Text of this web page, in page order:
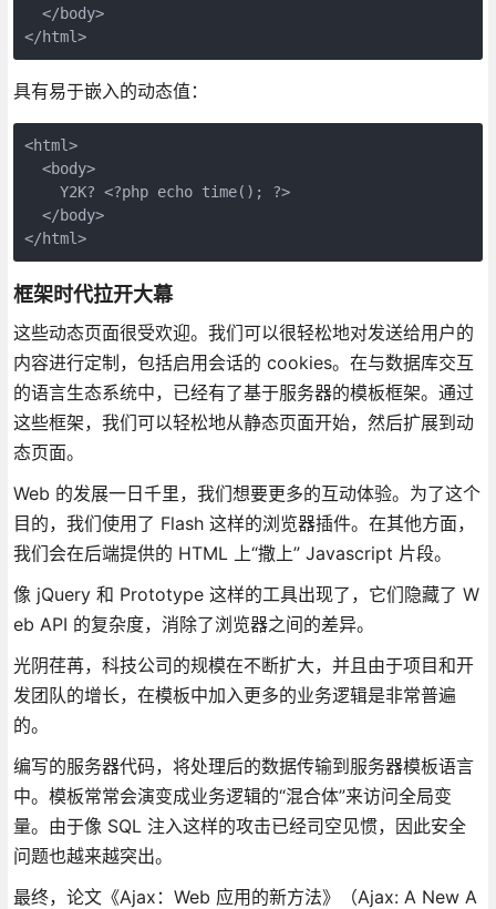
  </body>
</html>
具有易于嵌入的动态值：
<html>
  <body>
    Y2K? <?php echo time(); ?>
  </body>
</html>
框架时代拉开大幕
这些动态页面很受欢迎。我们可以很轻松地对发送给用户的
内容进行定制，包括启用会话的 cookies。在与数据库交互
的语言生态系统中，已经有了基于服务器的模板框架。通过
这些框架，我们可以轻松地从静态页面开始，然后扩展到动
态页面。
Web 的发展一日千里，我们想要更多的互动体验。为了这个
目的，我们使用了 Flash 这样的浏览器插件。在其他方面，
我们会在后端提供的 HTML 上“撒上” Javascript 片段。
像 jQuery 和 Prototype 这样的工具出现了，它们隐藏了 W
eb API 的复杂度，消除了浏览器之间的差异。
光阴荏苒，科技公司的规模在不断扩大，并且由于项目和开
发团队的增长，在模板中加入更多的业务逻辑是非常普遍
的。
编写的服务器代码，将处理后的数据传输到服务器模板语言
中。模板常常会演变成业务逻辑的“混合体”来访问全局变
量。由于像 SQL 注入这样的攻击已经司空见惯，因此安全
问题也越来越突出。
最终，论文《Ajax：Web 应用的新方法》（Ajax: A New A